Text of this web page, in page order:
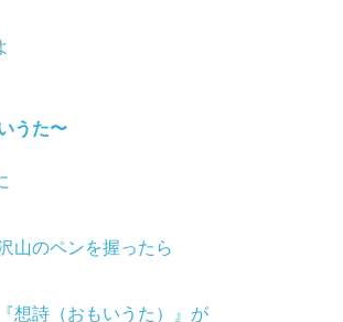
うた〜
山のペンを握ったら